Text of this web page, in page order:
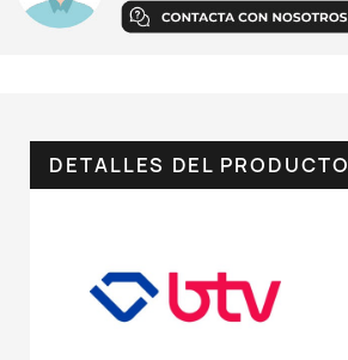
DETALLES DEL PRODUCTO